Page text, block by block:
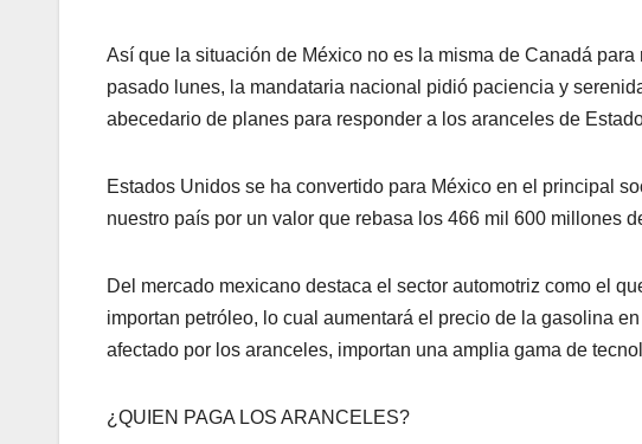
Así que la situación de México no es la misma de Canadá
pasado lunes, la mandataria nacional pidió paciencia y
abecedario de planes para responder a los aranceles de
Estados Unidos se ha convertido para México en el principal
nuestro país por un valor que rebasa los 466 mil 600 millones
Del mercado mexicano destaca el sector automotriz como el
importan petróleo, lo cual aumentará el precio de la gasolina
afectado por los aranceles, importan una amplia gama de
¿QUIEN PAGA LOS ARANCELES?